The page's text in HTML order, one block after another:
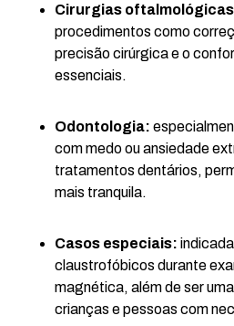
Cirurgias
procedimentos como
precisão cirúrgica e o
essenciais.
Odontologia:
com medo ou ansiedade
tratamentos dentários,
mais tranquila.
Casos especiais:
claustrofóbicos durante
magnética, além de ser
crianças e pessoas com